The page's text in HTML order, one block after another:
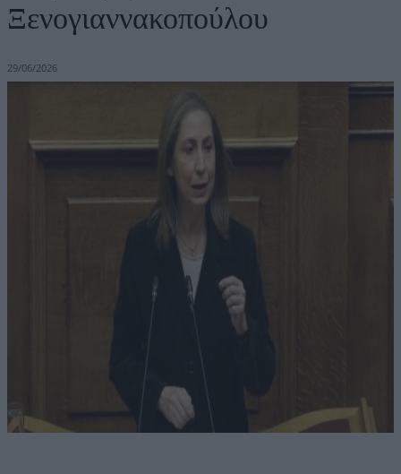
Ξενογιαννακοπούλου
29/06/2026